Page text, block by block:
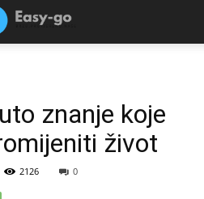
znanje koje
život
2126 0